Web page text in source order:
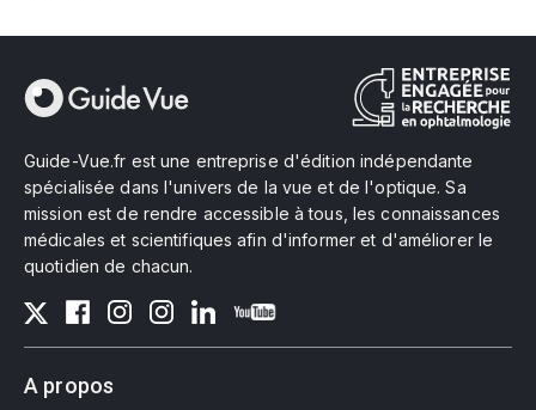
Guide-Vue.fr est une entreprise d'édition indépendante
spécialisée dans l'univers de la vue et de l'optique. Sa
mission est de rendre accessible à tous, les connaissances
médicales et scientifiques afin d'informer et d'améliorer le
quotidien de chacun.
A propos